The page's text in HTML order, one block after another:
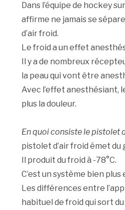
Dans l’équipe de hockey
affirme ne jamais se
d’air froid.
Le froid a un effet
Il y a de nombreux
la peau qui vont être
Avec l’effet anesthésiant,
plus la douleur.
En quoi consiste le pistolet
pistolet d’air froid émet du
Il produit du froid à -78°C.
C’est un système bien
Les différences entre
habituel de froid qui sort